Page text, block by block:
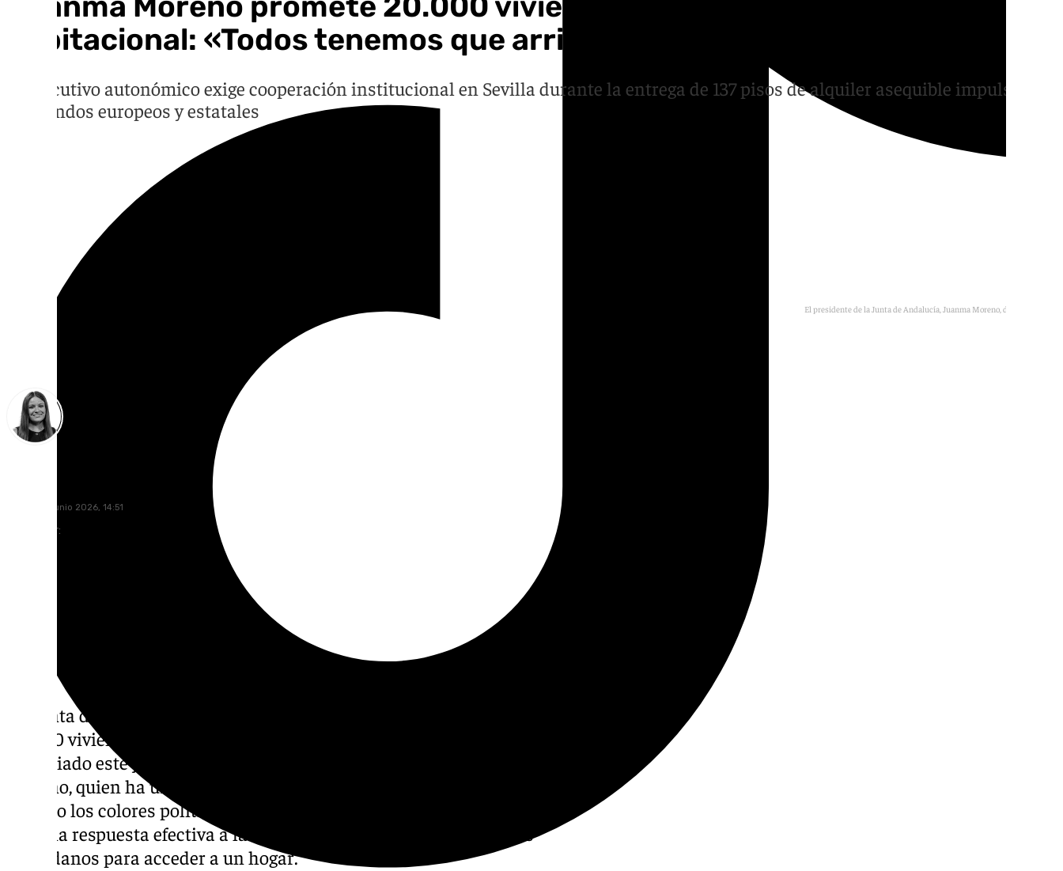
habitacional: «Todos tenemos que arrimar el hombro»
El Ejecutivo autonómico exige cooperación institucional en Sevilla durante la entrega de 137 pisos de alquiler asequible impulsados
con fondos europeos y estatales
El presidente de la Junta de Andalucía, Juanma Moreno, durante el acto
jueves, 25 junio 2026, 14:51
Compartir:
La Junta de Andalucía se ha fijado el ambicioso objetivo de construir
20.000 viviendas públicas de cara a la próxima legislatura. Así lo ha
anunciado este jueves el presidente regional en funciones, Juanma
Moreno, quien ha urgido al resto de administraciones públicas a dejar a
un lado los colores políticos para «arrimar el hombro» conjuntamente y
dar una respuesta efectiva a las severas dificultades que sufren los
ciudadanos para acceder a un hogar.